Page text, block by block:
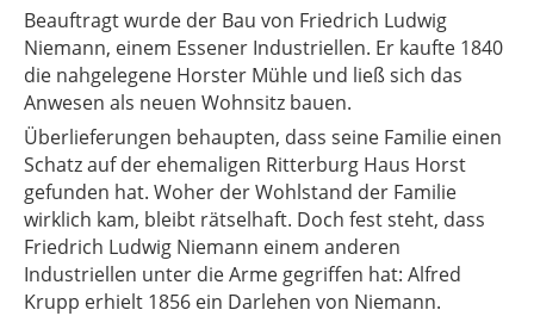
Beauftragt wurde der Bau von Friedrich Ludwig
Niemann, einem Essener Industriellen. Er kaufte 1840
die nahgelegene Horster Mühle und ließ sich das
Anwesen als neuen Wohnsitz bauen.
Überlieferungen behaupten, dass seine Familie einen
Schatz auf der ehemaligen Ritterburg Haus Horst
gefunden hat. Woher der Wohlstand der Familie
wirklich kam, bleibt rätselhaft. Doch fest steht, dass
Friedrich Ludwig Niemann einem anderen
Industriellen unter die Arme gegriffen hat: Alfred
Krupp erhielt 1856 ein Darlehen von Niemann.